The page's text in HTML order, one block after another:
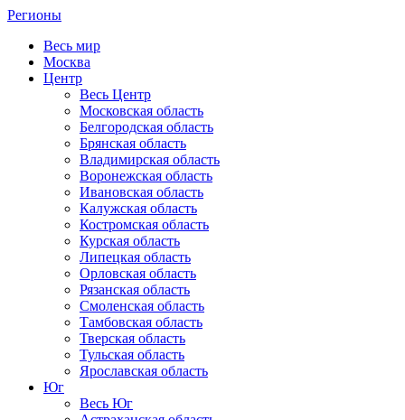
Регионы
Весь мир
Москва
Центр
Весь Центр
Московская область
Белгородская область
Брянская область
Владимирская область
Воронежская область
Ивановская область
Калужская область
Костромская область
Курская область
Липецкая область
Орловская область
Рязанская область
Смоленская область
Тамбовская область
Тверская область
Тульская область
Ярославская область
Юг
Весь Юг